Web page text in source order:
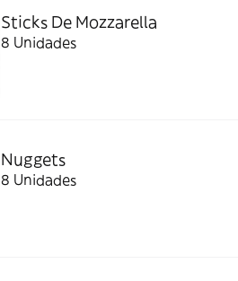
Sticks De Mozzarella
8 Unidades
Nuggets
8 Unidades